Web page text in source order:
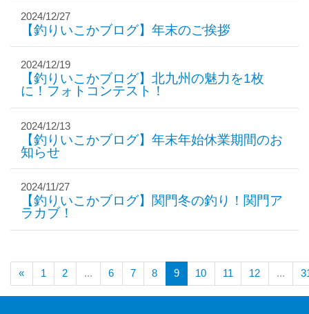
2024/12/27
【釣りいこかブログ】年末のご挨拶
2024/12/19
【釣りいこかブログ】北九州の魅力を1枚
に！フォトコンテスト！
2024/12/13
【釣りいこかブログ】年末年始休業期間のお
知らせ
2024/11/27
【釣りいこかブログ】関門冬の釣り！関門ア
ラカブ！
« 1 2 ... 6 7 8 9 10 11 12 ...